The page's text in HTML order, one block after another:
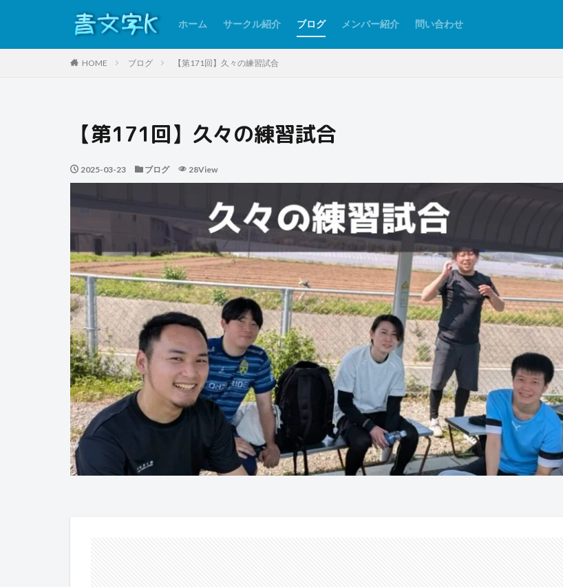
ホーム サークル紹介 ブログ メンバー紹介 問い合わせ
HOME ブログ 【第171回】久々の練習試合
【第171回】久々の練習試合
2025-03-23 ブログ 28View